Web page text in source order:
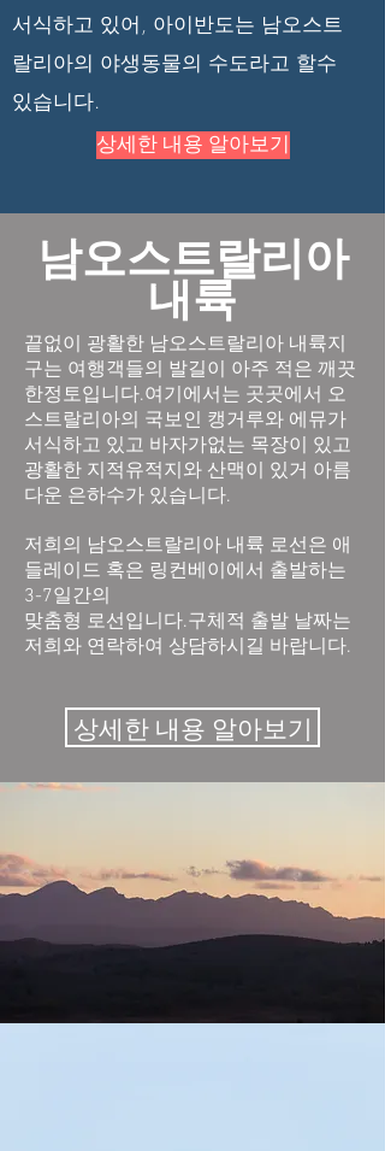
서식하고 있어, 아이반도는 남오스트
랄리아의 야생동물의 수도라고 할수
있습니다.
상세한 내용 알아보기
남오스트랄리아
내륙
끝없이 광활한 남오스트랄리아 내륙지
구는 여행객들의 발길이 아주 적은 깨끗
한정토입니다.여기에서는 곳곳에서 오
스트랄리아의 국보인 캥거루와 에뮤가
서식하고 있고 바자가없는 목장이 있고
광활한 지적유적지와 산맥이 있거 아름
다운 은하수가 있습니다.
저희의 남오스트랄리아 내륙 로선은 애
들레이드 혹은 링컨베이에서 출발하는
3-7일간의
맞춤형 로선입니다.구체적 출발 날짜는
저희와 연락하여 상담하시길 바랍니다.
상세한 내용 알아보기